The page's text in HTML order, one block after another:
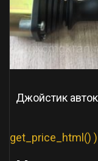
Джойстик
get_price_html() )